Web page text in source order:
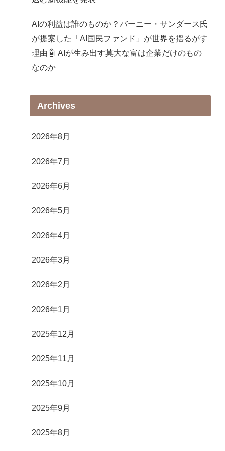
AIの利益は誰のものか？バーニー・サンダース氏
が提案した「AI国民ファンド」が世界を揺るがす
理由🤖 AIが生み出す莫大な富は企業だけのもの
なのか
Archives
2026年8月
2026年7月
2026年6月
2026年5月
2026年4月
2026年3月
2026年2月
2026年1月
2025年12月
2025年11月
2025年10月
2025年9月
2025年8月